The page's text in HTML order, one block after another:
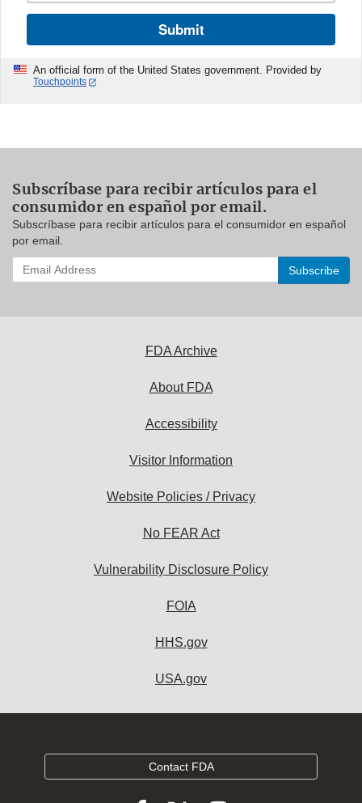
Submit
An official form of the United States government. Provided by
Touchpoints
Subscríbase para recibir artículos para el
consumidor en español por email.
Subscríbase para recibir artículos para el consumidor en español
por email.
Enter
your
FDA Archive
About FDA
Accessibility
Visitor Information
Website Policies / Privacy
No FEAR Act
Vulnerability Disclosure Policy
FOIA
HHS.gov
USA.gov
Contact FDA